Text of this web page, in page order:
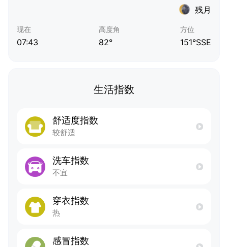
残月
现在
07:43
高度角
82°
方位
151°SSE
生活指数
舒适度指数
较舒适
洗车指数
不宜
穿衣指数
热
感冒指数